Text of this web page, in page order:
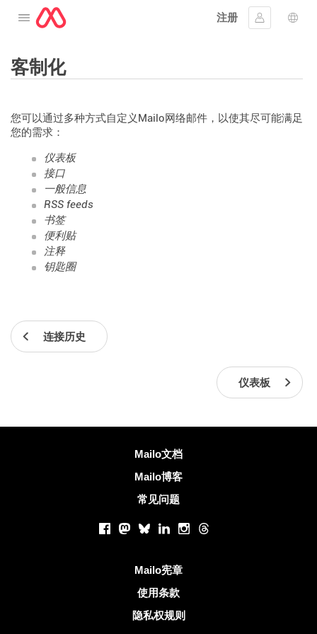
打开菜单
注册
登入 语言
客制化
您可以通过多种方式自定义Mailo网络邮件，以使其尽可能满足
您的需求：
仪表板
接口
一般信息
RSS feeds
书签
便利贴
注释
钥匙圈
连接历史
仪表板
Mailo文档
Mailo博客
常见问题
Facebook
Mastodon
BlueskyLinkedInInstagram
Threads
Mailo宪章
使用条款
隐私权规则